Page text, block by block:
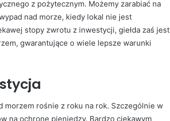
z pożytecznym. Możemy zarabiać na
nad morze, kiedy lokal nie jest
stopy zwrotu z inwestycji, giełda zaś jest
gwarantujące o wiele lepsze warunki
rośnie z roku na rok. Szczególnie w
na ochronę pieniędzy. Bardzo ciekawym